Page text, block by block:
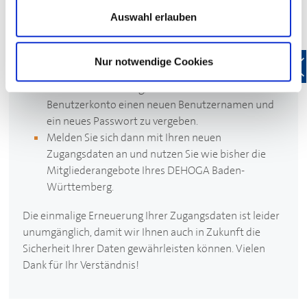
Auswahl erlauben
Nur notwendige Cookies
Benutzernamen (entspricht Ihrer E-Mail-Adresse)
und Ihr Passwort ein, um sich bei MeinDEHOGA
anzumelden.
Nach der Anmeldung bei Mein
Benutzerkonto einen neuen Benutzernamen und
ein neues Passwort zu vergeben.
Melden Sie sich dann mit Ihren neuen
Zugangsdaten an und nutzen Sie wie bisher die
Mitgliederangebote Ihres DEHOGABaden-
Württemberg.
Die einmalige Erneuerung Ihrer Zugangsdaten ist leider
unumgänglich, damit wir Ihnen auch in Zukunft die
Sicherheit Ihrer Daten gewährleisten können. Vielen
Dank für Ihr Verständnis!